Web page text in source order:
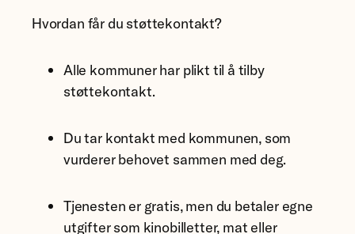
Hvordan får du støttekontakt?
Alle kommuner har plikt til å tilby
støttekontakt.
Du tar kontakt med kommunen, som
vurderer behovet sammen med deg.
Tjenesten er gratis, men du betaler egne
utgifter som kinobilletter, mat eller